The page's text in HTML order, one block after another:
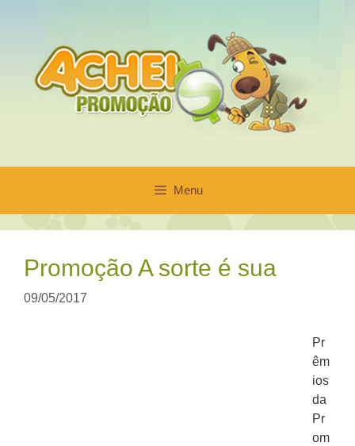
conteúdo
Menu
Promoção A sorte é sua
09/05/2017
Pr
êm
ios
da
Pr
om